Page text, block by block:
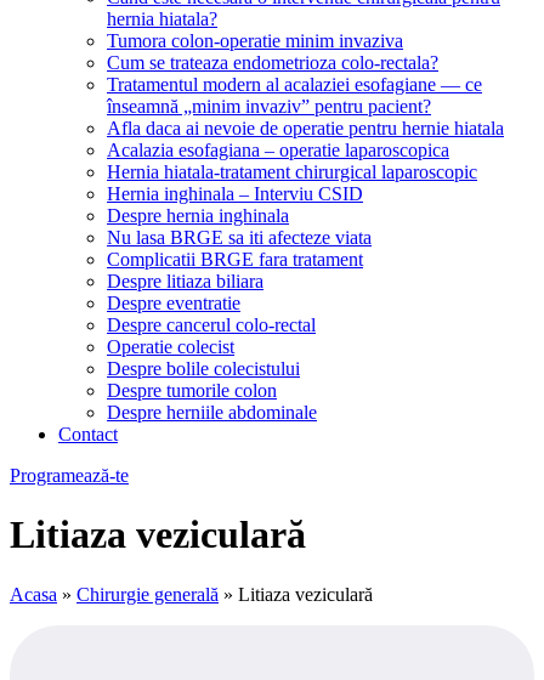
hernia hiatala?
Tumora colon-operatie minim invaziva
Cum se trateaza endometrioza colo-rectala?
Tratamentul modern al acalaziei esofagiane — ce
înseamnă „minim invaziv” pentru pacient?
Afla daca ai nevoie de operatie pentru hernie hiatala
Acalazia esofagiana – operatie laparoscopica
Hernia hiatala-tratament chirurgical laparoscopic
Hernia inghinala – Interviu CSID
Despre hernia inghinala
Nu lasa BRGE sa iti afecteze viata
Complicatii BRGE fara tratament
Despre litiaza biliara
Despre eventratie
Despre cancerul colo-rectal
Operatie colecist
Despre bolile colecistului
Despre tumorile colon
Despre herniile abdominale
Contact
Menu
Programează-te
Litiaza veziculară
Acasa » Chirurgie generală » Litiaza veziculară